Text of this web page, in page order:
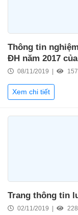
Thông tin
ĐH năm 2017
08/11/2019 |
Xem chi tiết
Trang thông tin
02/11/2019 |